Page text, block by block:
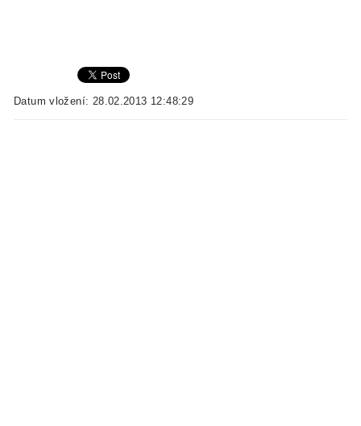
Datum vložení: 28.02.2013 12:48:29